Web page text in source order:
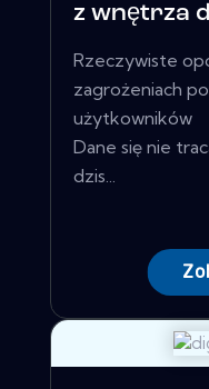
z wnętrza
Rzeczywiste
zagrożeniach
użytkowników
Dane się nie
dzis...